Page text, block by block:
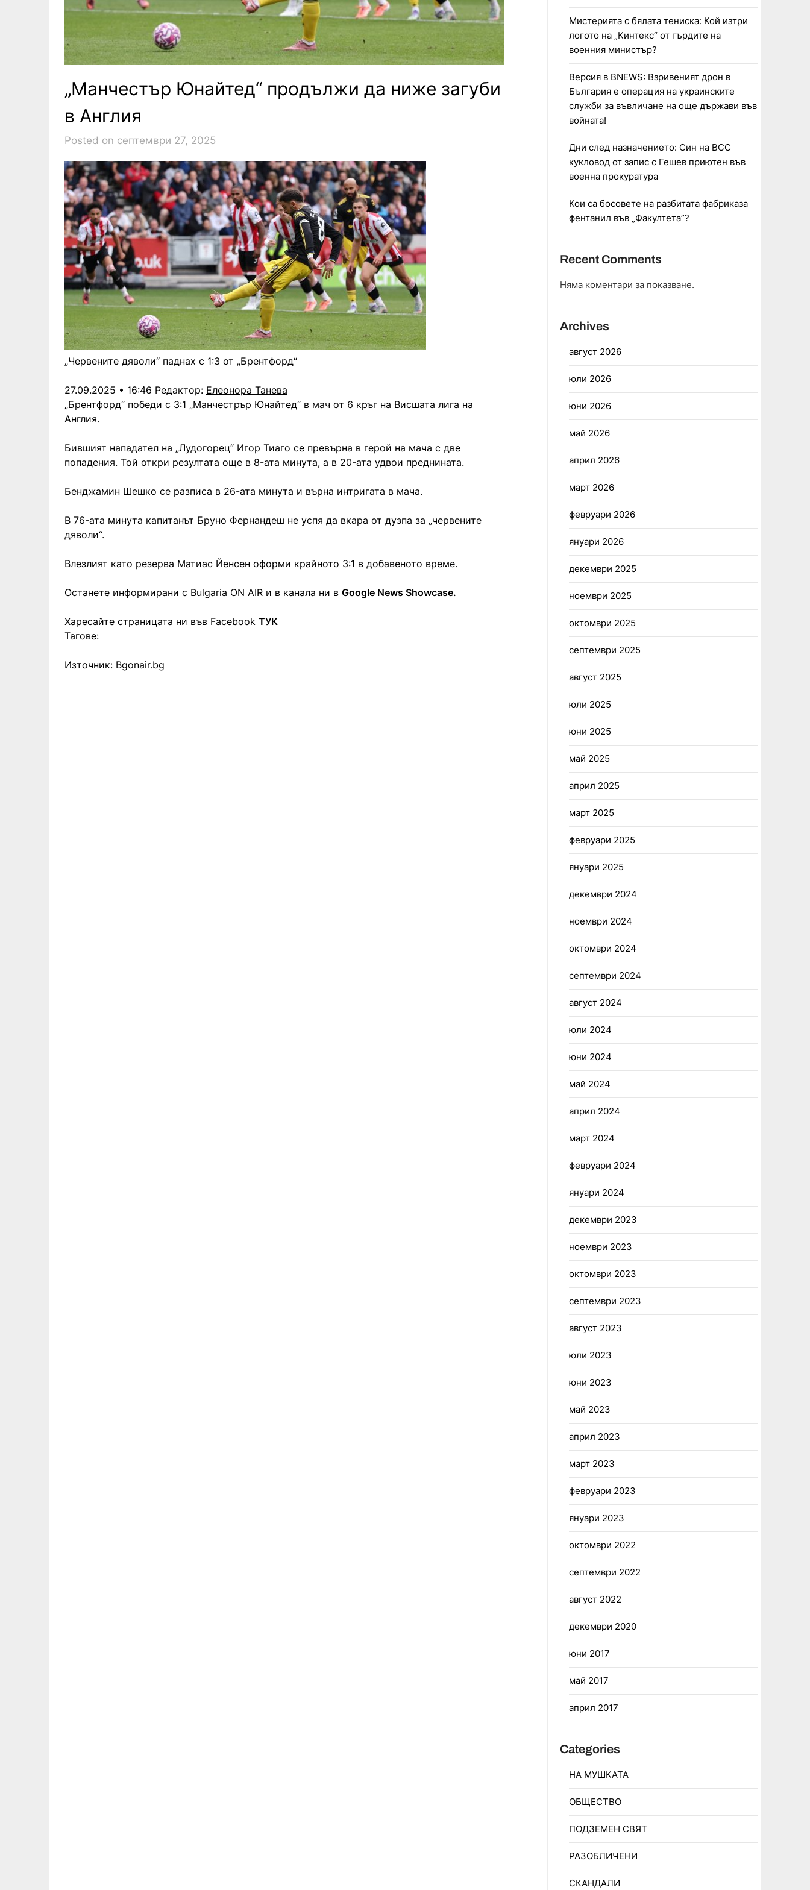
„Манчестър Юнайтед“ продължи да ниже загуби
в Англия
Posted on септември 27, 2025
„Червените дяволи“ паднах с 1:3 от „Брентфорд“
27.09.2025 • 16:46 Редактор: Елеонора Танева
„Брентфорд“ победи с 3:1 „Манчестрър Юнайтед“ в мач от 6 кръг на Висшата лига на
Англия.
Бившият нападател на „Лудогорец“ Игор Тиаго се превърна в герой на мача с две
попадения. Той откри резултата още в 8-ата минута, а в 20-ата удвои преднината.
Бенджамин Шешко се разписа в 26-ата минута и върна интригата в мача.
В 76-ата минута капитанът Бруно Фернандеш не успя да вкара от дузпа за „червените
дяволи“.
Влезлият като резерва Матиас Йенсен оформи крайното 3:1 в добавеното време.
Останете информирани с Bulgaria ON AIR и в канала ни в Google News Showcase.
Харесайте страницата ни във Facebook ТУК
Тагове:
Източник: Bgonair.bg
Мистерията с бялата тениска: Кой изтри
логото на „Кинтекс“ от гърдите на
военния министър?
Версия в BNEWS: Взривеният дрон в
България е операция на украинските
служби за въвличане на още държави във
войната!
Дни след назначението: Син на ВСС
кукловод от запис с Гешев приютен във
военна прокуратура
Кои са босовете на разбитата фабриказа
фентанил във „Факултета”?
Recent Comments
Няма коментари за показване.
Archives
август 2026
юли 2026
юни 2026
май 2026
април 2026
март 2026
февруари 2026
януари 2026
декември 2025
ноември 2025
октомври 2025
септември 2025
август 2025
юли 2025
юни 2025
май 2025
април 2025
март 2025
февруари 2025
януари 2025
декември 2024
ноември 2024
октомври 2024
септември 2024
август 2024
юли 2024
юни 2024
май 2024
април 2024
март 2024
февруари 2024
януари 2024
декември 2023
ноември 2023
октомври 2023
септември 2023
август 2023
юли 2023
юни 2023
май 2023
април 2023
март 2023
февруари 2023
януари 2023
октомври 2022
септември 2022
август 2022
декември 2020
юни 2017
май 2017
април 2017
Categories
НА МУШКАТА
ОБЩЕСТВО
ПОДЗЕМЕН СВЯТ
РАЗОБЛИЧЕНИ
СКАНДАЛИ